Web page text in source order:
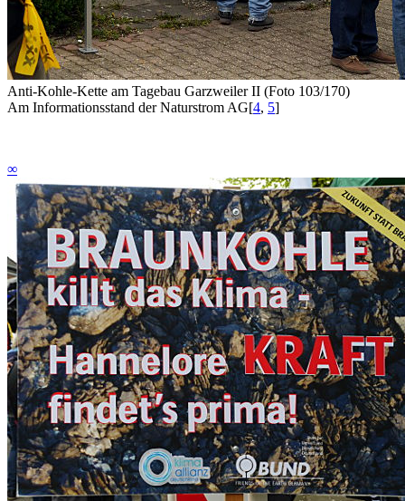
Anti-Kohle-Kette am Tagebau Garzweiler II (Foto 103/170)
Am Informationsstand der Naturstrom AG[4, 5]
∞